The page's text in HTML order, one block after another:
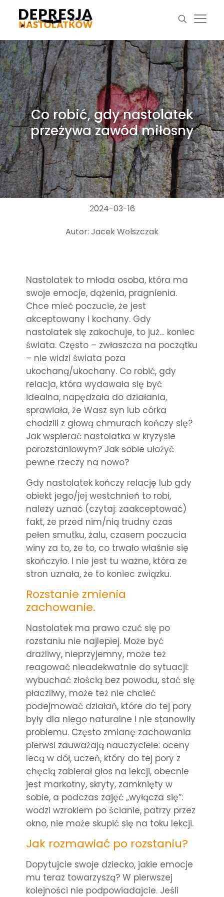
Co robić, gdy nastolatek
przeżywa zawód miłosny
2024-03-16
Autor: Jacek Wolszczak
Nastolatek to młoda osoba, która ma
swoje emocje, dążenia, pragnienia.
Chce mieć poczucie, że jest
akceptowany i kochany. Gdy
nastolatek się zakochuje, to już… koniec
świata. Często – zwłaszcza na początku
– nie widzi świata poza
ukochaną/ukochany. Co robić, gdy
relacja, która wydawała się być
idealna, napędzała do działania,
sprawiała, że Wasz syn lub córka
chodzili z głową chmurach kończy się?
Jak wspierać nastolatka w kryzysie
porozstaniowym? Jak sobie ułożyć
pewne rzeczy na nowo?
Gdy nastolatek kończy relację lub gdy
obiekt jego/jej westchnień to robi,
należy uznać (czytaj: zaakceptować)
fakt, że przed nim/nią trudny czas
pełen smutku, żalu, czasem poczucia
winy za to, że to, co trwało właśnie się
skończyło. I nie jest tu ważne, która ze
stron uznała, że to koniec związku.
Rozstanie zmienia
zachowanie.
Nastolatek ma prawo czuć się po
rozstaniu nie najlepiej. Może być
drażliwy, nieprzyjemny, może też
reagować nieadekwatnie do sytuacji:
wybuchać złością bez powodu, stać się
płaczliwy, może też nie chcieć
podejmować działań, które do tej pory
były dla niego naturalne i nie stanowiły
problemu. Często zmianę zachowania
pierwsi zauważają nauczyciele: oceny
lecą w dół, uczeń, który do tej pory z
chęcią zabierał głos na lekcji, obecnie
jest markotny, skryty, zamknięty w
sobie, a podczas zajęć „wyłącza się”:
wodzi wzrokiem po ścianie, patrzy przez
okno, nie może skupić się na toku lekcji.
Jak rozmawiać po rozstaniu?
Dopytujcie swoje dziecko, jakie emocje
mu teraz towarzyszą? W pierwszej
kolejności nie podpowiadajcie. Jeśli